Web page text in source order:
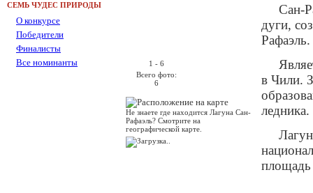
СЕМЬ ЧУДЕС ПРИРОДЫ
О конкурсе
Победители
Финалисты
Все номинанты
1 - 6
Всего фото:
6
Не знаете где находится Лагуна Сан-
Рафаэль? Смотрите на
географической карте.
Сан-
дуги,
Рафаэль.
в Чили.
ледника.
площадь